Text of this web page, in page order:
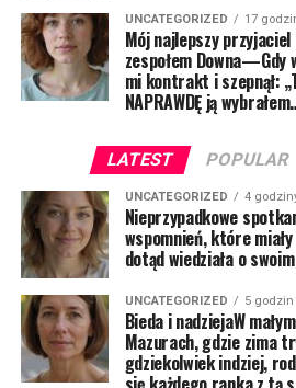
UNCATEGORIZED 17
Mój najlepszy
zespołem Downa—Gdy
mi kontrakt i szepnął:
NAPRAWDĘ ją
LATEST POPULAR
UNCATEGORIZED 4
Nieprzypadkowe
wspomnień, które
dotąd wiedziała o
UNCATEGORIZED 5 godzin
Bieda i nadziejaW
Mazurach, gdzie zima
gdziekolwiek indziej,